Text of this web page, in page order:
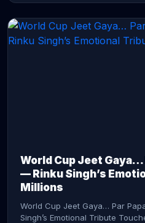
World Cup Jeet Gaya…
— Rinku Singh’s
Millions
World Cup Jeet Gaya… Par
Singh’s Emotional Tribute